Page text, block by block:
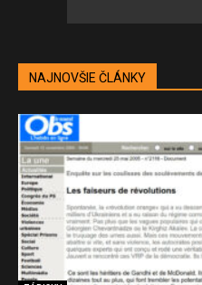
NAJNOVŠIE ČLÁNKY